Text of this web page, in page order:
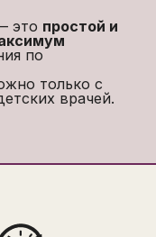
это простой и
по
только с
врачей.